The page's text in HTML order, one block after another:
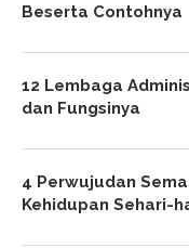
Beserta Contohnya
12 Lembaga
dan Fungsinya
4 Perwujudan
Kehidupan Sehari-